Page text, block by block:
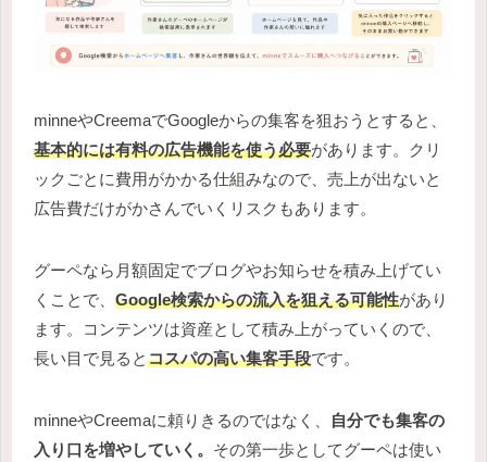
minneやCreemaでGoogleからの集客を狙おうとすると、
基本的には有料の広告機能を使う必要があります。クリ
ックごとに費用がかかる仕組みなので、売上が出ないと
広告費だけがかさんでいくリスクもあります。
グーペなら月額固定でブログやお知らせを積み上げてい
くことで、 Google検索からの流入を狙える可能性があり
ます。コンテンツは資産として積み上がっていくので、
長い目で見るとコスパの高い集客手段です。
minneやCreemaに頼りきるのではなく、
自分でも集客の
入り口を増やしていく。 その第一歩としてグーペは使い